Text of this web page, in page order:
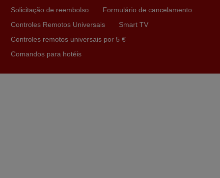
Março 2026
Boa noite. Dando correspondência ao solicitado no corpo
do vosso email supra sobre a minha opinião, quero
tive com a vossa Empresa durante a minha encomenda
Solicitação de reembolso
Formulário de cancelamento
Controles Remotos Universais
Smart TV
Controles remotos universais por 5 €
Comandos para hotéis